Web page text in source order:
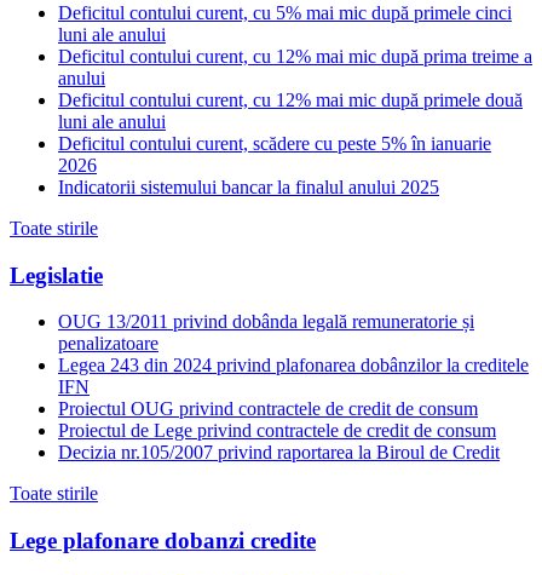
Deficitul contului curent, cu 5% mai mic după primele cinci
luni ale anului
Deficitul contului curent, cu 12% mai mic după prima treime a
anului
Deficitul contului curent, cu 12% mai mic după primele două
luni ale anului
Deficitul contului curent, scădere cu peste 5% în ianuarie
2026
Indicatorii sistemului bancar la finalul anului 2025
Toate stirile
Legislatie
OUG 13/2011 privind dobânda legală remuneratorie și
penalizatoare
Legea 243 din 2024 privind plafonarea dobânzilor la creditele
IFN
Proiectul OUG privind contractele de credit de consum
Proiectul de Lege privind contractele de credit de consum
Decizia nr.105/2007 privind raportarea la Biroul de Credit
Toate stirile
Lege plafonare dobanzi credite